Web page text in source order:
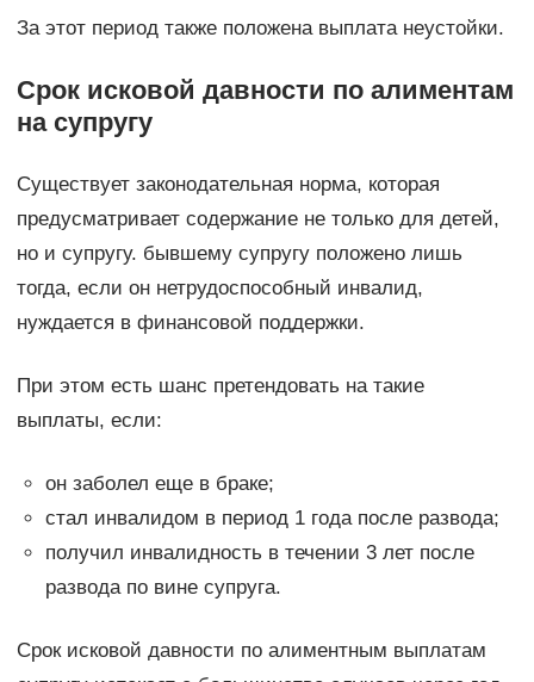
За этот период также положена выплата неустойки.
Срок исковой давности по алиментам
на супругу
Существует законодательная норма, которая
предусматривает содержание не только для детей,
но и супругу. бывшему супругу положено лишь
тогда, если он нетрудоспособный инвалид,
нуждается в финансовой поддержки.
При этом есть шанс претендовать на такие
выплаты, если:
он заболел еще в браке;
стал инвалидом в период 1 года после развода;
получил инвалидность в течении 3 лет после
развода по вине супруга.
Срок исковой давности по алиментным выплатам